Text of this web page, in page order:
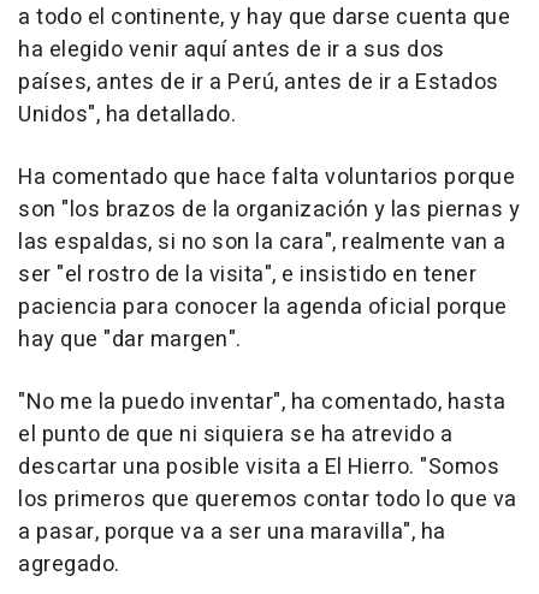
a todo el continente, y hay que darse cuenta que
ha elegido venir aquí antes de ir a sus dos
países, antes de ir a Perú, antes de ir a Estados
Unidos", ha detallado.
Ha comentado que hace falta voluntarios porque
son "los brazos de la organización y las piernas y
las espaldas, si no son la cara", realmente van a
ser "el rostro de la visita", e insistido en tener
paciencia para conocer la agenda oficial porque
hay que "dar margen".
"No me la puedo inventar", ha comentado, hasta
el punto de que ni siquiera se ha atrevido a
descartar una posible visita a El Hierro. "Somos
los primeros que queremos contar todo lo que va
a pasar, porque va a ser una maravilla", ha
agregado.